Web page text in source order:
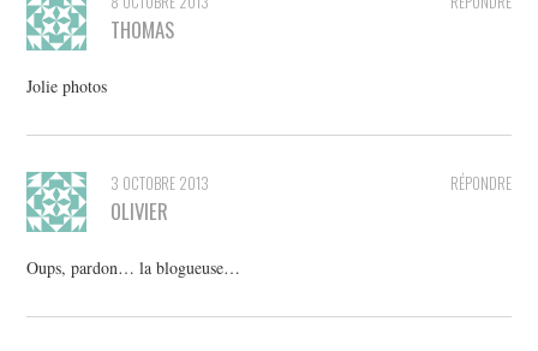
THOMAS
Jolie photos
RÉPONDRE
3 OCTOBRE 2013
OLIVIER
Oups, pardon… la blogueuse…